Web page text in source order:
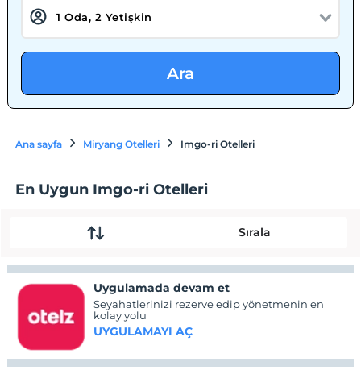
Ara
Ana sayfa Miryang Otelleri Imgo-ri Otelleri
En Uygun Imgo-ri Otelleri
Sırala
Uygulamada devam et
Seyahatlerinizi rezerve edip yönetmenin en
kolay yolu
UYGULAMAYI AÇ